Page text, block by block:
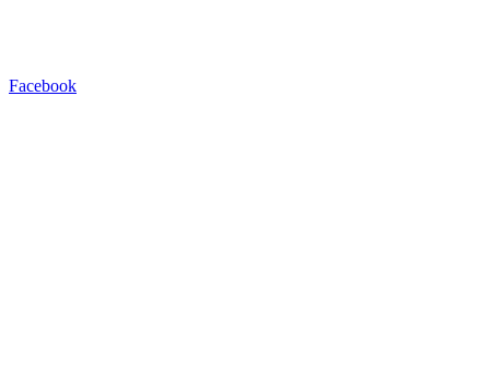
Facebook